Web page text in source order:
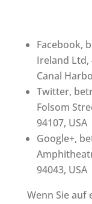
Facebook,
Ireland Ltd,
Canal
Twitter,
Folsom
94107, USA
Google+,
94043, USA
Wenn Sie auf